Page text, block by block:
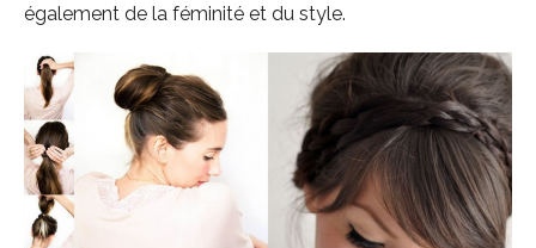
également de la féminité et du style.